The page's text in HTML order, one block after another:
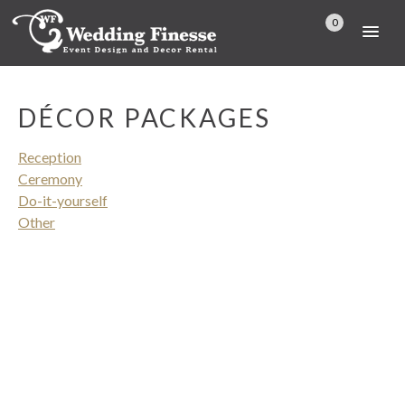
0
DÉCOR PACKAGES
Reception
Ceremony
Do-it-yourself
Other